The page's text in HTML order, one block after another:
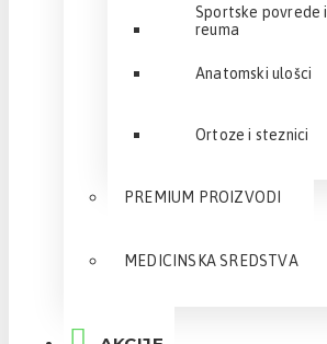
Sportske povrede i
reuma
Anatomski ulošci
Ortoze i steznici
PREMIUM PROIZVODI
MEDICINSKA SREDSTVA